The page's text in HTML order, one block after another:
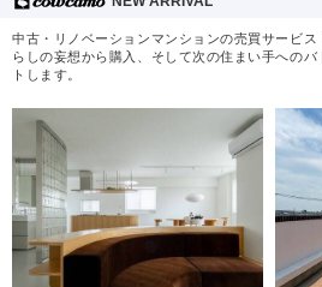
中古・リノベーションマンションの売買サービ
らしの妄想から購入、そして次の住まい手への
トします。